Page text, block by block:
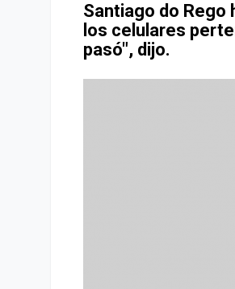
Santiago do Rego
los celulares
pasó", dijo.